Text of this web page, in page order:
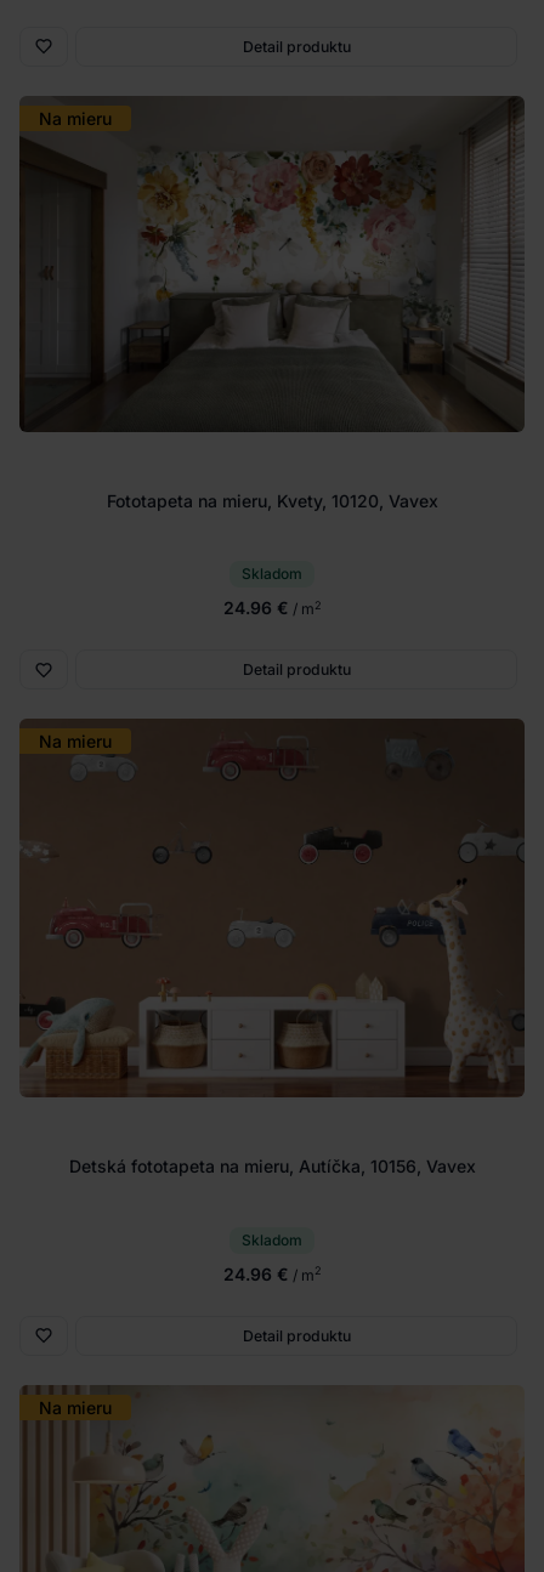
Detail produktu
Na mieru
Fototapeta na mieru, Kvety, 10120, Vavex
Skladom
24.96 € / m2
Detail produktu
Na mieru
Detská fototapeta na mieru, Autíčka, 10156, Vavex
Skladom
24.96 € / m2
Detail produktu
Na mieru